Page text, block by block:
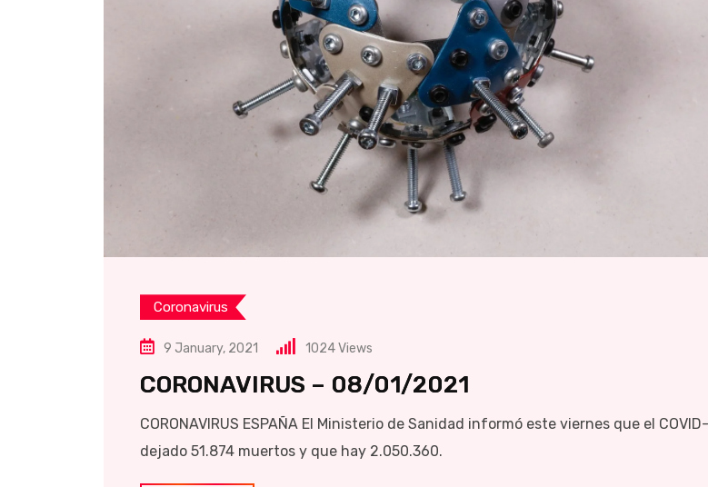
Coronavirus
9 January, 2021 1024Views
CORONAVIRUS – 08/01/2021
CORONAVIRUS ESPAÑA El Ministerio de Sanidad informó este viernes que el
dejado 51.874 muertos y que hay 2.050.360.